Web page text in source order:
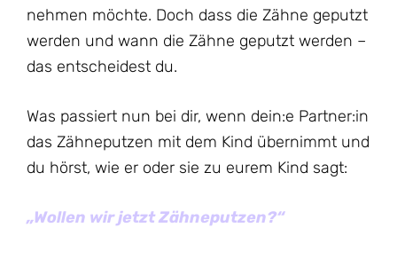
nehmen möchte. Doch dass die Zähne geputzt
werden und wann die Zähne geputzt werden –
das entscheidest du.
Was passiert nun bei dir, wenn dein:e Partner:in
das Zähneputzen mit dem Kind übernimmt und
du hörst, wie er oder sie zu eurem Kind sagt:
„Wollen wir jetzt Zähneputzen?“